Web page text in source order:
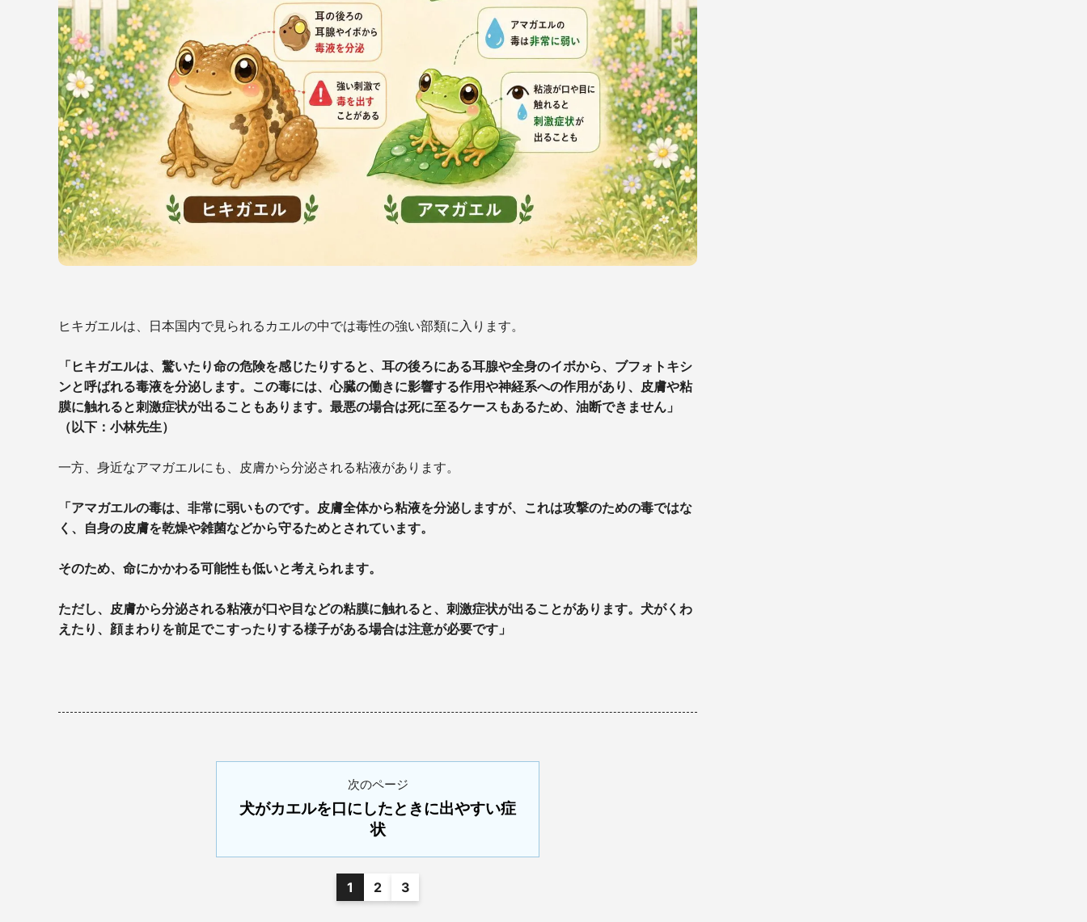
ヒキガエルは、日本国内で見られるカエルの中では毒性の強い部類に入ります。
「ヒキガエルは、驚いたり命の危険を感じたりすると、耳の後ろにある耳腺や全身のイボから、ブフォトキシ
ンと呼ばれる毒液を分泌します。この毒には、心臓の働きに影響する作用や神経系への作用があり、皮膚や粘
膜に触れると刺激症状が出ることもあります。最悪の場合は死に至るケースもあるため、油断できません」
（以下：小林先生）
一方、身近なアマガエルにも、皮膚から分泌される粘液があります。
「アマガエルの毒は、非常に弱いものです。皮膚全体から粘液を分泌しますが、これは攻撃のための毒ではな
く、自身の皮膚を乾燥や雑菌などから守るためとされています。
そのため、命にかかわる可能性も低いと考えられます。
ただし、皮膚から分泌される粘液が口や目などの粘膜に触れると、刺激症状が出ることがあります。犬がくわ
えたり、顔まわりを前足でこすったりする様子がある場合は注意が必要です」
次のページ
犬がカエルを口にしたときに出やすい症
状
1 2 3